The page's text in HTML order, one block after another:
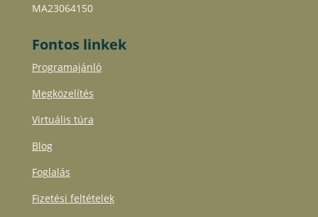
MA23064150
Fontos linkek
Programajánló
Megközelítés
Virtuális túra
Blog
Foglalás
Fizetési feltételek